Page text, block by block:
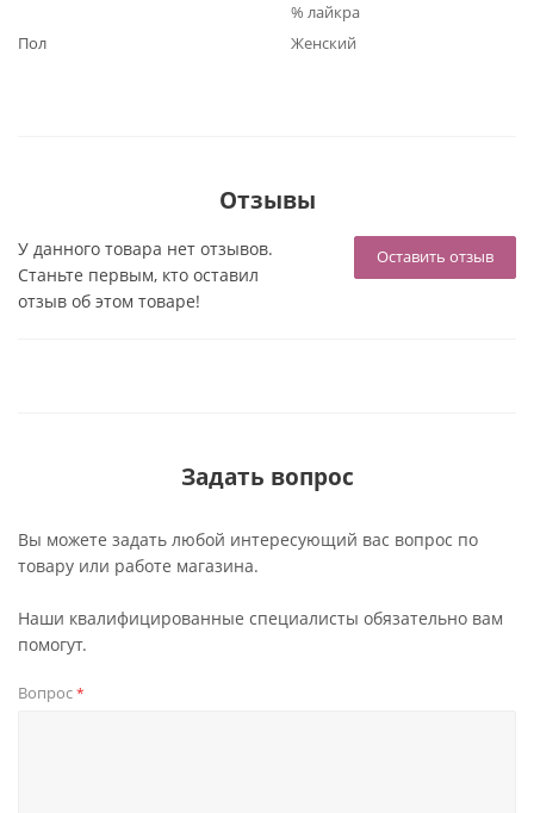
% лайкра
Пол
Женский
Отзывы
Оставить отзыв
У данного товара нет отзывов.
Станьте первым, кто оставил
отзыв об этом товаре!
Задать вопрос
Вы можете задать любой интересующий вас вопрос по
товару или работе магазина.
Наши квалифицированные специалисты обязательно вам
помогут.
Вопрос*